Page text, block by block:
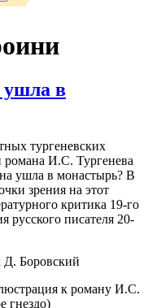
ушла в
тургеневских
романа И.С. Тургенева
ушла в монастырь? В
зрения на этот
критика 19-го
русского писателя 20-
Боровский